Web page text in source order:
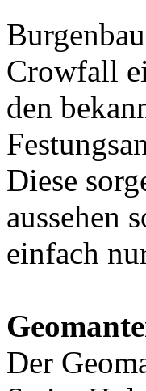
Crowfall
den
Diese
aussehen
einfach
Der